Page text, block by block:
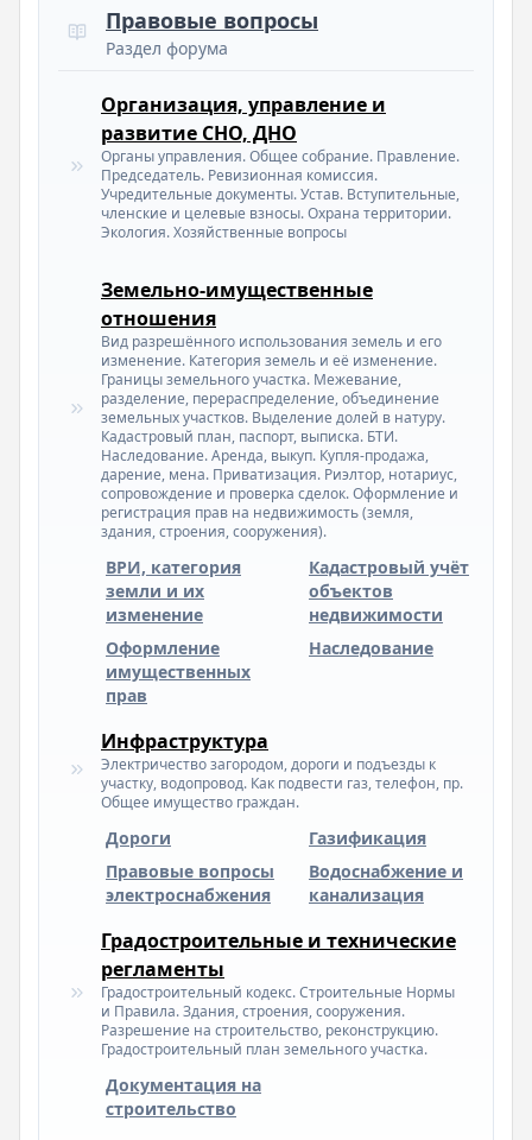
Правовые вопросы
Раздел форума
Организация, управление и
развитие СНО, ДНО
Органы управления. Общее собрание. Правление.
Председатель. Ревизионная комиссия.
Учредительные документы. Устав. Вступительные,
членские и целевые взносы. Охрана территории.
Экология. Хозяйственные вопросы
Земельно-имущественные
отношения
Вид разрешённого использования земель и его
изменение. Категория земель и её изменение.
Границы земельного участка. Межевание,
разделение, перераспределение, объединение
земельных участков. Выделение долей в натуру.
Кадастровый план, паспорт, выписка. БТИ.
Наследование. Аренда, выкуп. Купля-продажа,
дарение, мена. Приватизация. Риэлтор, нотариус,
сопровождение и проверка сделок. Оформление и
регистрация прав на недвижимость (земля,
здания, строения, сооружения).
ВРИ, категория
земли и их
изменение
Кадастровый учёт
объектов
недвижимости
Оформление
имущественных
прав
Наследование
Инфраструктура
Электричество загородом, дороги и подъезды к
участку, водопровод. Как подвести газ, телефон, пр.
Общее имущество граждан.
Дороги
Газификация
Правовые вопросы
электроснабжения
Водоснабжение и
канализация
Градостроительные и технические
регламенты
Градостроительный кодекс. Строительные Нормы
и Правила. Здания, строения, сооружения.
Разрешение на строительство, реконструкцию.
Градостроительный план земельного участка.
Документация на
строительство